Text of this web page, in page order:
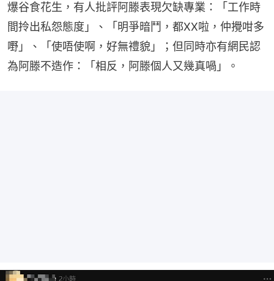
爆谷食花生，有人批評阿滕表現欠缺專業：「工作時
間拎出私怨態度」、「明爭暗鬥，都XX啦，仲攪咁多
嘢」、「使唔使啊，好無禮貌」；但同時亦有網民認
為阿滕不造作：「相反，阿滕個人又幾真喎」。